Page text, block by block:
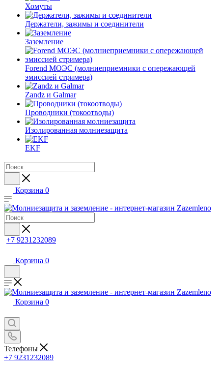
Хомуты
Держатели, зажимы и соединители
Заземление
Forend МОЭС (молниеприемники с опережающей
эмиссией стримера)
Zandz и Galmar
Проводники (токоотводы)
Изолированная молниезащита
EKF
Корзина 0
+7 9231232089
Корзина 0
Корзина 0
Телефоны
+7 9231232089